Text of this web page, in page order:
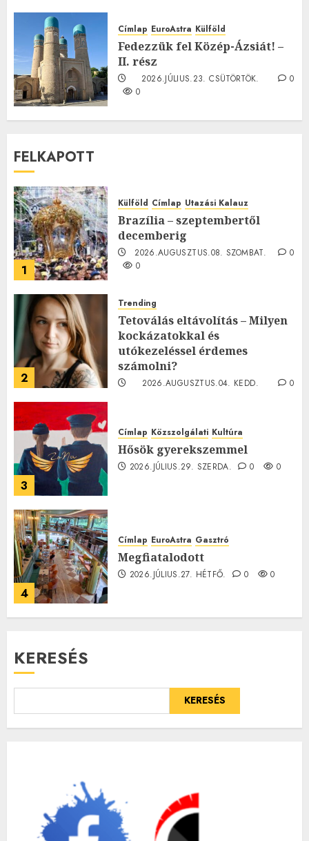
2026.JÚLIUS.23. CSÜTÖRTÖK.
0
Címlap EuroAstra Külföld
Fedezzük fel Közép-Ázsiát! –
II. rész
2026.JÚLIUS.23. CSÜTÖRTÖK.
0
0
FELKAPOTT
1
Külföld Címlap Utazási Kalauz
Brazília – szeptembertől
decemberig
2026.AUGUSZTUS.08. SZOMBAT.
0
0
2
Trending
Tetoválás eltávolítás – Milyen
kockázatokkal és
utókezeléssel érdemes
számolni?
2026.AUGUSZTUS.04. KEDD.
0
3
Címlap Közszolgálati Kultúra
Hősök gyerekszemmel
2026.JÚLIUS.29. SZERDA. 0 0
4
Címlap EuroAstra Gasztró
Megfiatalodott
2026.JÚLIUS.27. HÉTFŐ. 0 0
KERESÉS
KERESÉS